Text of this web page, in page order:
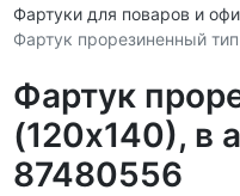
Фартуки для поваров и
Фартук прорезиненный
Фартук
(120х140), в
87480556